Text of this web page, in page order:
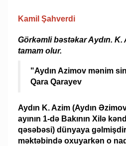
Kamil Şahverdi
Görkəmli bəstəkar Aydın. K.
tamam olur.
"Aydın Azimov mənim
Qara Qarayev
​Aydın K. Azim (Aydın
ayının 1-də Bakının Xilə
qəsəbəsi) dünyaya
məktəbində oxuyarkən o